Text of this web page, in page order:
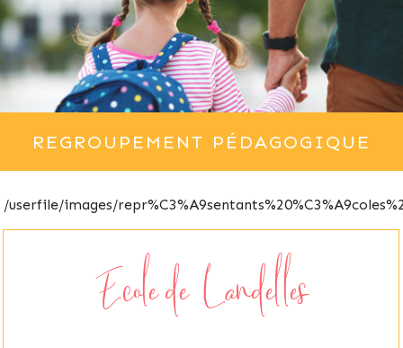
REGROUPEMENT PÉDAGOGIQUE
/userfile/images/
Ecole de Landelles